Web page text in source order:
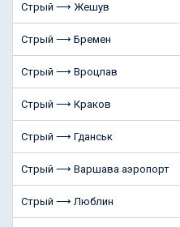
Стрый ⟶ Жешув
Стрый ⟶ Бремен
Стрый ⟶ Вроцлав
Стрый ⟶ Краков
Стрый ⟶ Гданськ
Стрый ⟶ Варшава аэропорт
Стрый ⟶ Люблин